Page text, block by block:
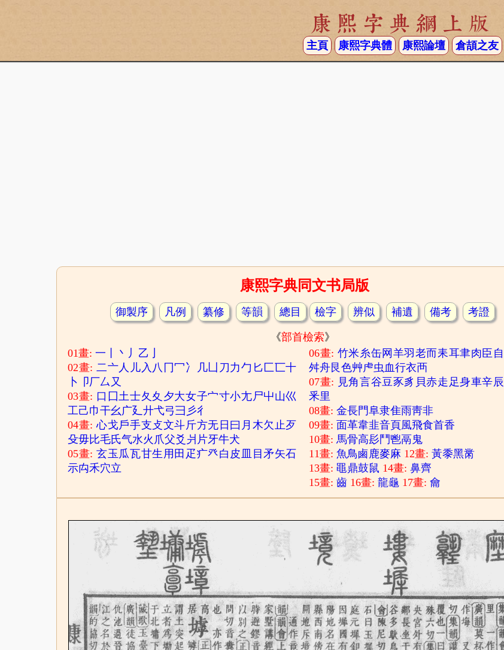
康熙字典網上版
主頁 康熙字典體 康熙論壇 倉頡之友
康熙字典同文书局版
御製序 凡例 纂修 等韻 總目 檢字 辨似 補遺 備考 考證
《部首檢索》
01畫:一 丶 丿 乙
02畫:二亠人 儿入 八 冂冖 冫 几凵 刀 力勹 匕 匚匸十
卜
卩厂厶 又
03畫: 口 囗土士夂 夊 夕大女子宀寸小尢尸屮山巛
工己巾干幺 广廴廾弋弓彐 彡彳
04畫:心戈戶手支 攴文斗斤方无 日 曰 月 木欠止歹
殳毋比毛氏气水火 爪父爻 爿 片牙牛犬
05畫:玄玉 瓜瓦甘生 用 田 疋疒癶白 皮 目矛矢石
示禸禾穴立
06畫: 竹米 糸缶网 羊羽老而耒耳聿肉臣 自
舛舟艮色艸虍虫血行衣襾
07畫: 見角言谷豆豕豸 貝赤走 足身車辛辰
釆里
08畫:金長門阜隶隹雨靑非
09畫: 面革韋韭音頁風飛食首香
10畫:馬骨高髟 鬥鬯鬲 鬼
11畫:魚鳥鹵鹿麥麻 12畫:黃黍黑黹
13畫:黽鼎鼓鼠 14畫:鼻齊
15畫:齒 16畫:龍龜 17畫:龠